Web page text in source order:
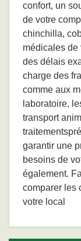
confort, un
de votre
chinchilla,
médicales de
des délais
charge des
comme aux
laboratoire,
transport
garantir une
besoins de
également.
comparer les
votre local